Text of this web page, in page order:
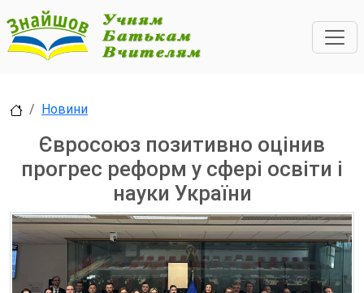
Новини
Євросоюз позитивно оцінив
прогрес реформ у сфері освіти і
науки України